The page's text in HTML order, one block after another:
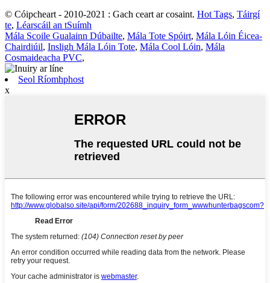
© Cóipcheart - 2010-2021 : Gach ceart ar cosaint. Hot Tags, Táirgí
te, Léarscáil an tSuímh
Mála Scoile Gualainn Dúbailte, Mála Tote Spóirt, Mála Lóin Éicea-
Chairdiúil, Insligh Mála Lóin Tote, Mála Cool Lóin, Mála
Cosmaideacha PVC,
Seol Ríomhphost
x